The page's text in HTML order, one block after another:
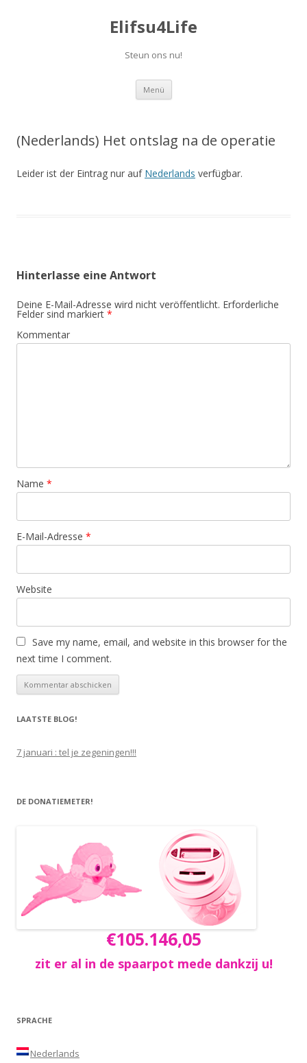
Elifsu4Life
Steun ons nu!
Menü Springe
Inhalt
(Nederlands) Het ontslag na de operatie
Leider ist der Eintrag nur auf Nederlands verfügbar.
Hinterlasse eine Antwort
Deine E-Mail-Adresse wird nicht veröffentlicht. Erforderliche
Felder sind markiert *
Kommentar
Name *
E-Mail-Adresse *
Website
Save my name, email, and website in this browser for the
next time I comment.
LAATSTE BLOG!
7 januari : tel je zegeningen!!!
DE DONATIEMETER!
€105.146,05
zit er al in de spaarpot mede dankzij u!
SPRACHE
Nederlands